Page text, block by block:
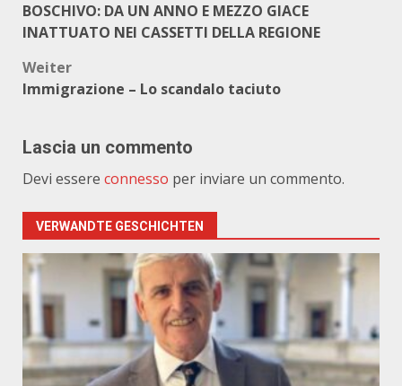
BOSCHIVO: DA UN ANNO E MEZZO GIACE
INATTUATO NEI CASSETTI DELLA REGIONE
Weiter
Immigrazione – Lo scandalo taciuto
Lascia un commento
Devi essere connesso per inviare un commento.
VERWANDTE GESCHICHTEN